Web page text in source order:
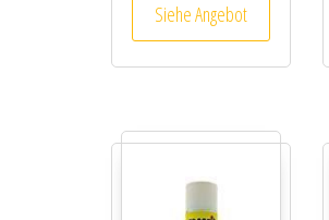
Siehe Angebot